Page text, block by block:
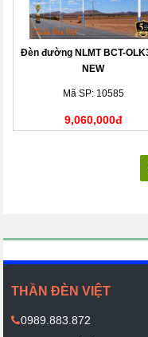
Đèn đường NLMT BCT-
NEW
Mã SP: 10585
9,060,000đ
THẦN ĐÈN VIỆT
0989.883.872